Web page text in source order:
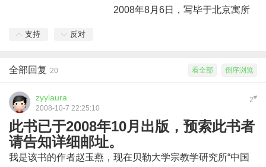
2008年8月6日，写毕于北京寓所
支持 反对
倒序浏览
看全部
全部回复 20
2#
zyylaura
2008-10-7 22:25:10
此书已于2008年10月出版，预索此书者
请告知详细邮址。
我是该书的作者赵玉燕，现在贝勒大学宗教学研究所“中国